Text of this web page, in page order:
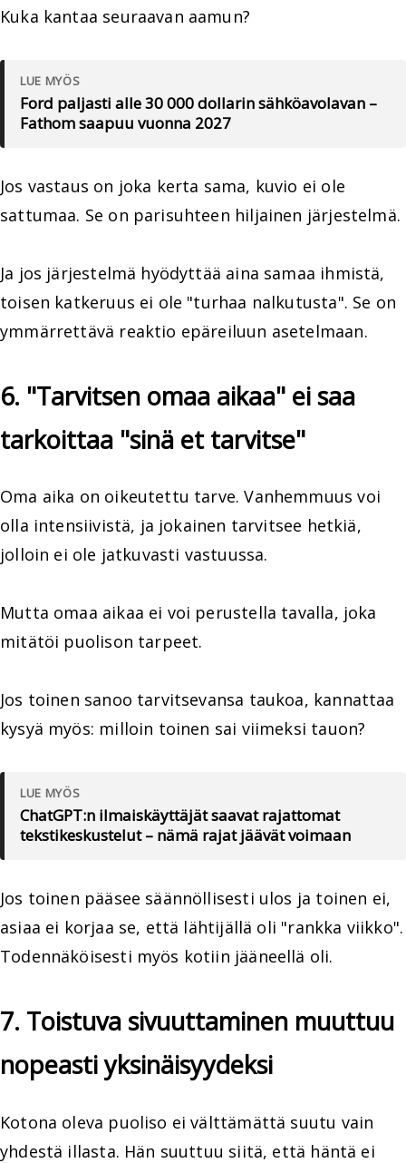
Kuka kantaa seuraavan aamun?
LUE MYÖS
Ford paljasti alle 30 000 dollarin sähköavolavan –
Fathom saapuu vuonna 2027
Jos vastaus on joka kerta sama, kuvio ei ole
sattumaa. Se on parisuhteen hiljainen järjestelmä.
Ja jos järjestelmä hyödyttää aina samaa ihmistä,
toisen katkeruus ei ole "turhaa nalkutusta". Se on
ymmärrettävä reaktio epäreiluun asetelmaan.
6. "Tarvitsen omaa aikaa" ei saa
tarkoittaa "sinä et tarvitse"
Oma aika on oikeutettu tarve. Vanhemmuus voi
olla intensiivistä, ja jokainen tarvitsee hetkiä,
jolloin ei ole jatkuvasti vastuussa.
Mutta omaa aikaa ei voi perustella tavalla, joka
mitätöi puolison tarpeet.
Jos toinen sanoo tarvitsevansa taukoa, kannattaa
kysyä myös: milloin toinen sai viimeksi tauon?
LUE MYÖS
ChatGPT:n ilmaiskäyttäjät saavat rajattomat
tekstikeskustelut – nämä rajat jäävät voimaan
Jos toinen pääsee säännöllisesti ulos ja toinen ei,
asiaa ei korjaa se, että lähtijällä oli "rankka viikko".
Todennäköisesti myös kotiin jääneellä oli.
7. Toistuva sivuuttaminen muuttuu
nopeasti yksinäisyydeksi
Kotona oleva puoliso ei välttämättä suutu vain
yhdestä illasta. Hän suuttuu siitä, että häntä ei